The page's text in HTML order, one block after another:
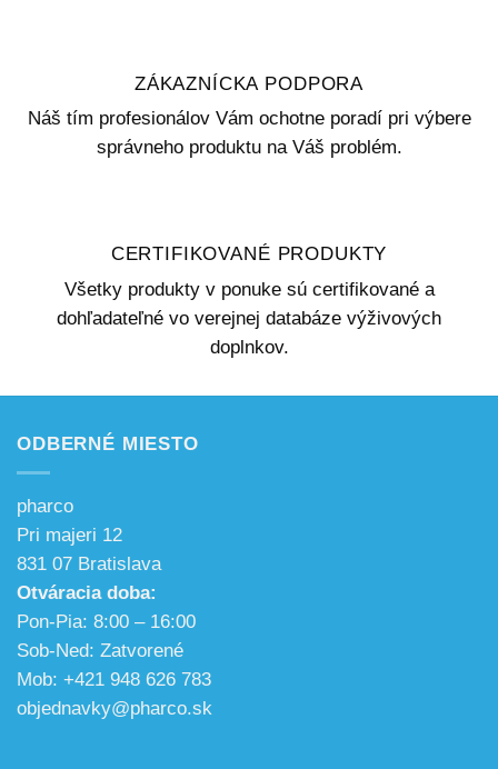
ZÁKAZNÍCKA PODPORA
Náš tím profesionálov Vám ochotne poradí pri výbere
správneho produktu na Váš problém.
CERTIFIKOVANÉ PRODUKTY
Všetky produkty v ponuke sú certifikované a
dohľadateľné vo verejnej databáze výživových
doplnkov.
ODBERNÉ MIESTO
pharco
Pri majeri 12
831 07 Bratislava
Otváracia doba:
Pon-Pia: 8:00 – 16:00
Sob-Ned: Zatvorené
Mob: +421 948 626 783
objednavky@pharco.sk